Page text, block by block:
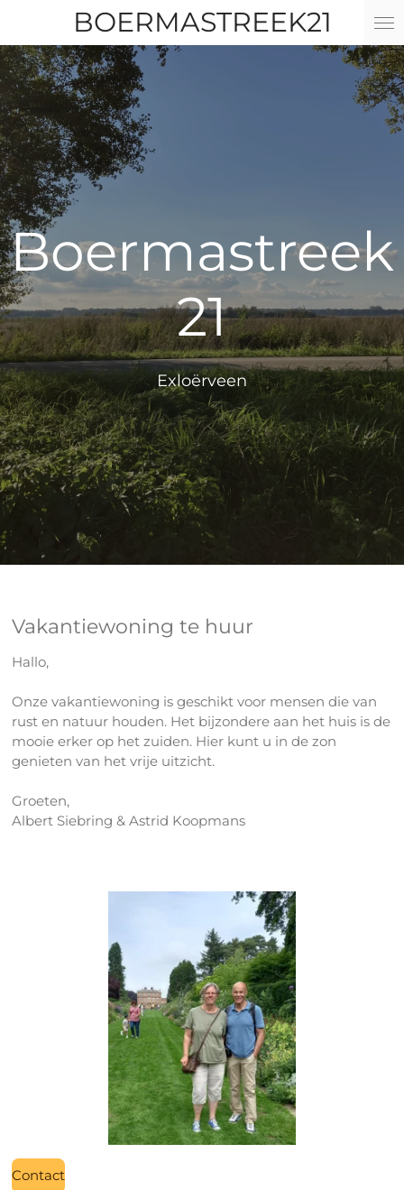
naar
de
hoofdinhoud
BOERMASTREEK21
Boermastreek
21
Exloërveen
Vakantiewoning te huur
Hallo,
Onze vakantiewoning is geschikt voor mensen die van
rust en natuur houden. Het bijzondere aan het huis is de
mooie erker op het zuiden. Hier kunt u in de zon
genieten van het vrije uitzicht.
Groeten,
Albert Siebring & Astrid Koopmans
Contact